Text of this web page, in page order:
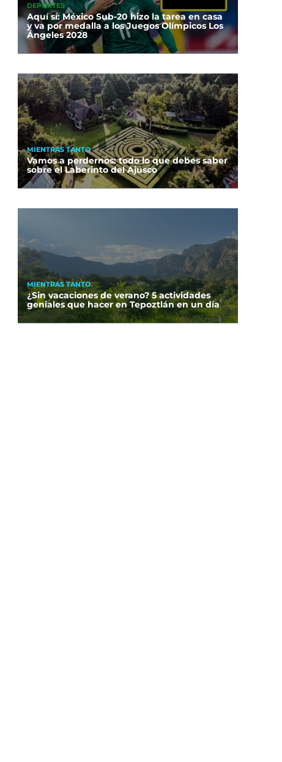
DEPORTES
Aquí sí: México Sub-20 hizo la tarea en casa
y va por medalla a los Juegos Olímpicos Los
Ángeles 2028
MIENTRAS TANTO
Vamos a perdernos: todo lo que debes saber
sobre el Laberinto del Ajusco
MIENTRAS TANTO
¿Sin vacaciones de verano? 5 actividades
geniales que hacer en Tepoztlán en un día